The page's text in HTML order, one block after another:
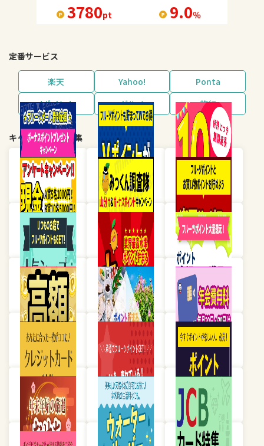
3780pt 9.0％
定番サービス
楽天 Yahoo!
Ponta
dポイント
グルメ 旅行
キャンペーン・特集